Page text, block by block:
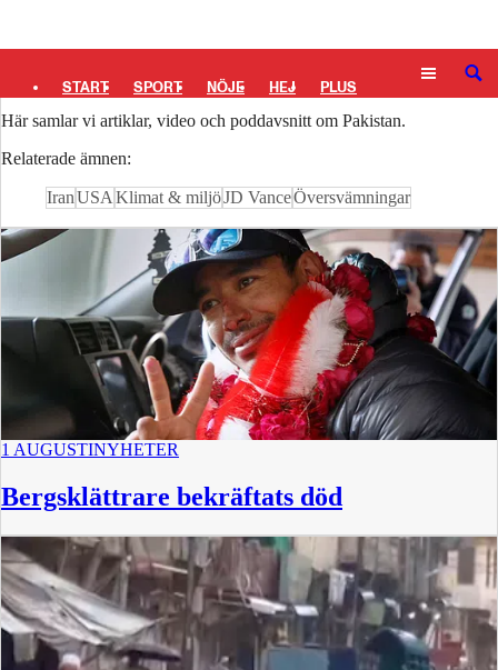
START SPORT NÖJE HEJ PLUS SÖK
Pakistan
Här samlar vi artiklar, video och poddavsnitt om Pakistan.
Relaterade ämnen:
IranUSA Klimat & miljöJD VanceÖversvämningar
1 AUGUSTINYHETER
Bergsklättrare bekräftats död